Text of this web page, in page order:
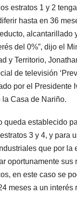
estratos 1 y 2
hasta en 36
alcantarillado
del 0%”, dijo el
y Territorio,
de televisión
por el Presidente
la Casa de Nariño.
queda establecido
3 y 4, y para
que por la
oportunamente sus
en este caso se
meses a un interés